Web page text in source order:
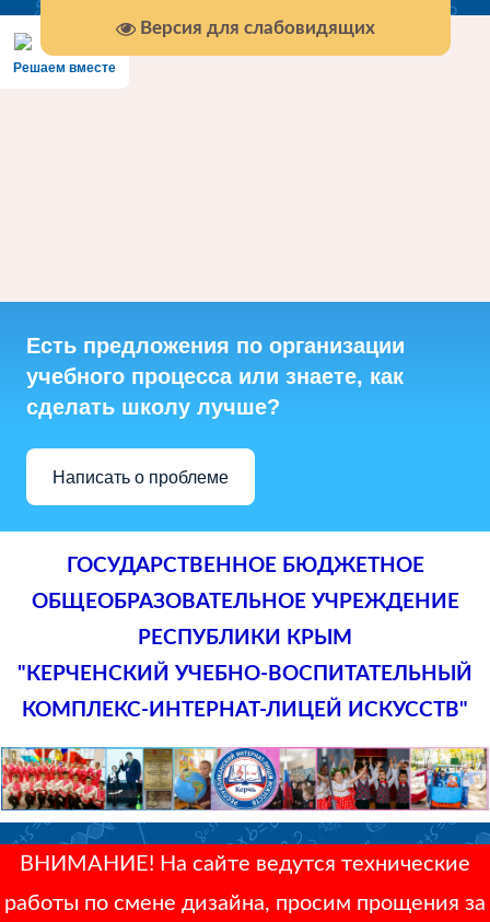
Версия для слабовидящих
Решаем вместе
Есть предложения по организации
учебного процесса или знаете, как
сделать школу лучше?
Написать о проблеме
ГОСУДАРСТВЕННОЕ БЮДЖЕТНОЕ
ОБЩЕОБРАЗОВАТЕЛЬНОЕ УЧРЕЖДЕНИЕ
РЕСПУБЛИКИ КРЫМ
"КЕРЧЕНСКИЙ УЧЕБНО-ВОСПИТАТЕЛЬНЫЙ
КОМПЛЕКС-ИНТЕРНАТ-ЛИЦЕЙ ИСКУССТВ"
ВНИМАНИЕ! На сайте ведутся технические
работы по смене дизайна, просим прощения за